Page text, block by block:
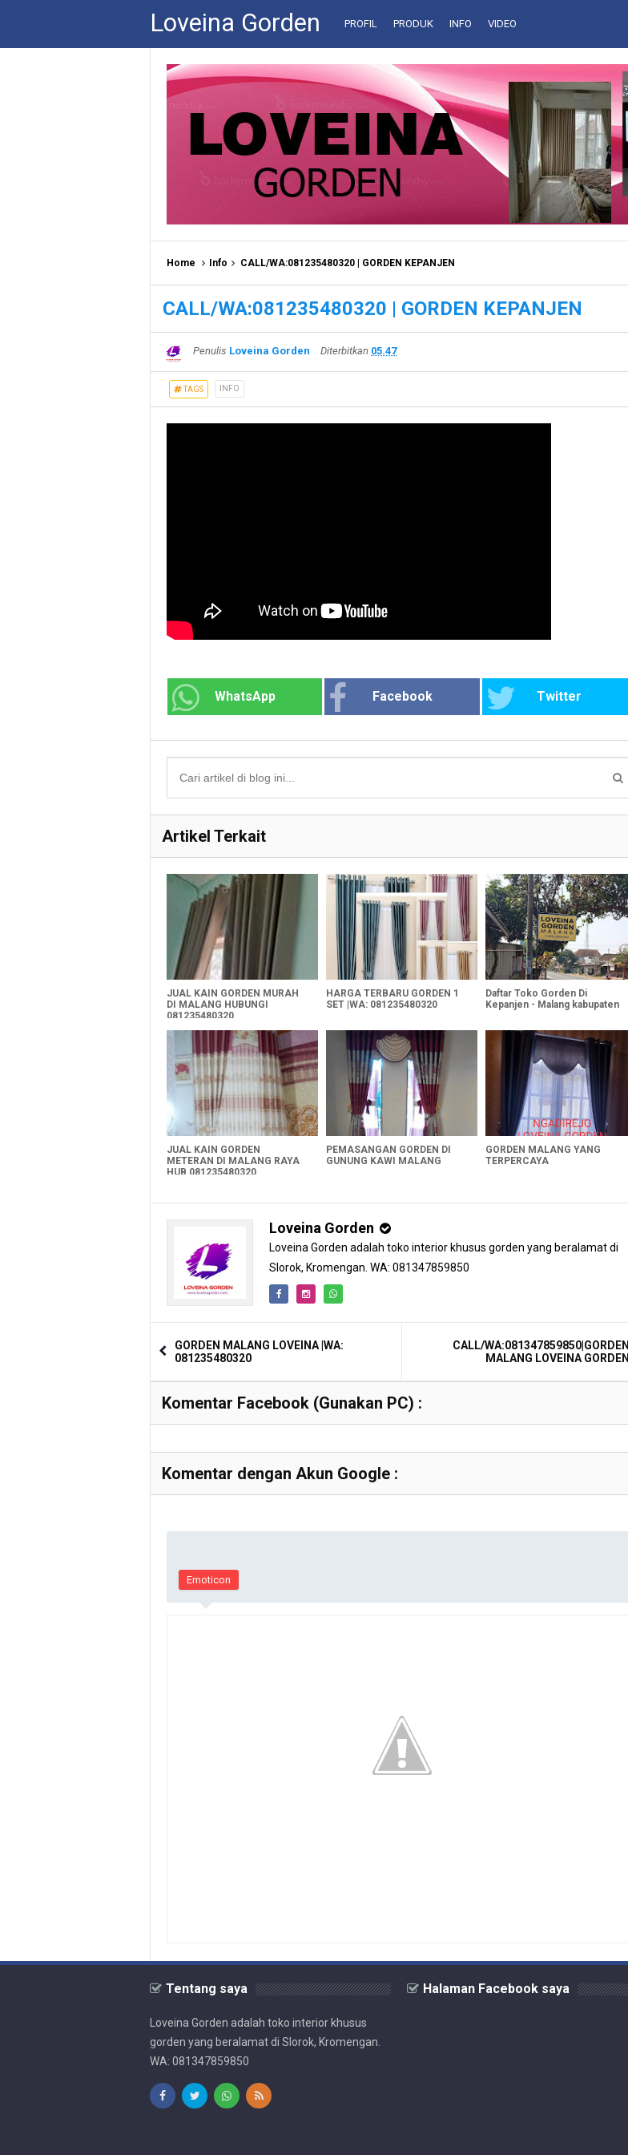
Loveina Gorden PROFIL PRODUK INFO VIDEO
Home Info CALL/WA:081235480320 | GORDEN KEPANJEN
CALL/WA:081235480320 | GORDEN KEPANJEN
Penulis Loveina Gorden Diterbitkan 05.47
TAGS INFO
WhatsApp Facebook Twitter
Artikel Terkait
JUAL KAIN GORDEN MURAH
DI MALANG HUBUNGI
081235480320
HARGA TERBARU GORDEN 1
SET |WA: 081235480320
Daftar Toko Gorden Di
Kepanjen - Malang kabupaten
JUAL KAIN GORDEN
METERAN DI MALANG RAYA
HUB 081235480320
PEMASANGAN GORDEN DI
GUNUNG KAWI MALANG
GORDEN MALANG YANG
TERPERCAYA
Loveina Gorden
Loveina Gorden adalah toko interior khusus gorden yang beralamat di
Slorok, Kromengan. WA: 081347859850
GORDEN MALANG LOVEINA |WA:
081235480320
CALL/WA:081347859850|GORDEN
MALANG LOVEINA GORDEN
Komentar Facebook (Gunakan PC) :
Komentar dengan Akun Google :
Emoticon
Tentang saya
Loveina Gorden adalah toko interior khusus
gorden yang beralamat di Slorok, Kromengan.
WA: 081347859850
Halaman Facebook saya